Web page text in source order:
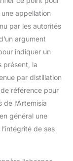
les
-
non
sans
sans
sans
sans
une appellation
par les autorités
argument
indiquer un
présent, la
par distillation
référence pour
l’Artemisia
général une
de ses